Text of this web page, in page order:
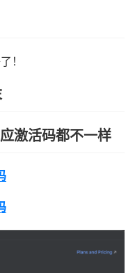
！
激活码都不一样